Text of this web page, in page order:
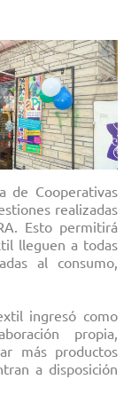
de Cooperativas
realizadas
Esto permitirá
lleguen a todas
al consumo,
ingresó como
propia,
más productos
a disposición